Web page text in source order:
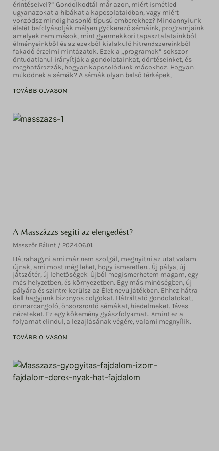
érintéseivel?” Gondolkodtál már azon, miért ismétled
ugyanazokat a hibákat a kapcsolataidban, vagy miért
vonzódsz mindig hasonló típusú emberekhez? Mindannyiunk
életét befolyásolják mélyen gyökerező sémáink, programjaink
amelyek nem mások, mint gyermekkori tapasztalatainkból,
élményeinkből és az ezekből kialakuló hitrendszereinkből
fakadó érzelmi mintázatok. Ezek a „programok” sokszor
öntudatlanul irányítják a gondolatainkat, döntéseinket, és
meghatározzák, hogyan kapcsolódunk másokhoz. Hogyan
működnek a sémák? A sémák olyan belső térképek,
TOVÁBB OLVASOM
A Masszázzs segíti az elengedést?
Masszőr Bálint 2024.06.01.
Hátrahagyni ami már nem szolgál, megnyitni az utat valami
újnak, ami most még lehet, hogy ismeretlen.. Új pálya, új
játszótér, új lehetőségek. Újból megismerhetem magam, egy
más helyzetben, és környezetben. Egy más minőségben, új
pályára és szintre kerülsz az Élet nevű játékban. Ehhez hátra
kell hagyjunk bizonyos dolgokat. Hátráltató gondolatokat,
önmarcangoló, önsorsrontó sémákat, hiedelmeket. Téves
nézeteket. Ez egy kőkemény gyászfolyamat.. Amint ez a
folyamat elindul, a lezajlásának végére, valami megnyílik.
TOVÁBB OLVASOM
static.xx.fbcdn.net
www.gstatic.com